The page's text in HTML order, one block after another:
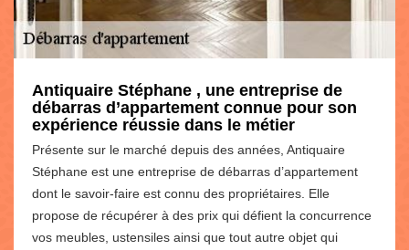
Antiquaire Stéphane , une entreprise de
débarras d’appartement connue pour son
expérience réussie dans le métier
Présente sur le marché depuis des années, Antiquaire
Stéphane est une entreprise de débarras d’appartement
dont le savoir-faire est connu des propriétaires. Elle
propose de récupérer à des prix qui défient la concurrence
vos meubles, ustensiles ainsi que tout autre objet qui